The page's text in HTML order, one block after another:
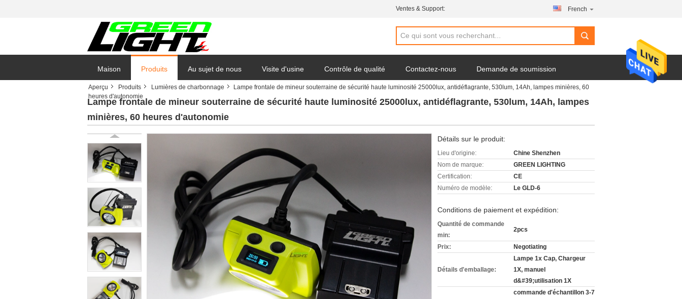
Ventes & Support: French
Maison Produits Au sujet de nous Visite d'usine Contrôle de qualité Contactez-nous Demande de soumission
Aperçu Produits Lumières de charbonnage
Lampe frontale de mineur souterraine de sécurité haute luminosité 25000lux, antidéflagrante, 530lum, 14Ah, lampes minières, 60
heures d'autonomie
Lampe frontale de mineur souterraine de sécurité haute luminosité 25000lux, antidéflagrante, 530lum, 14Ah, lampes
minières, 60 heures d'autonomie
Détails sur le produit:
Lieu d'origine:
Chine Shenzhen
Nom de marque:
GREEN LIGHTING
Certification:
CE
Numéro de modèle:
Le GLD-6
Conditions de paiement et expédition:
Quantité de commande
min:
2pcs
Prix: Negotiating
Détails d'emballage:
Lampe 1x Cap, Chargeur
1X, manuel
d&#39;utilisation 1X
commande d'échantillon 3-7